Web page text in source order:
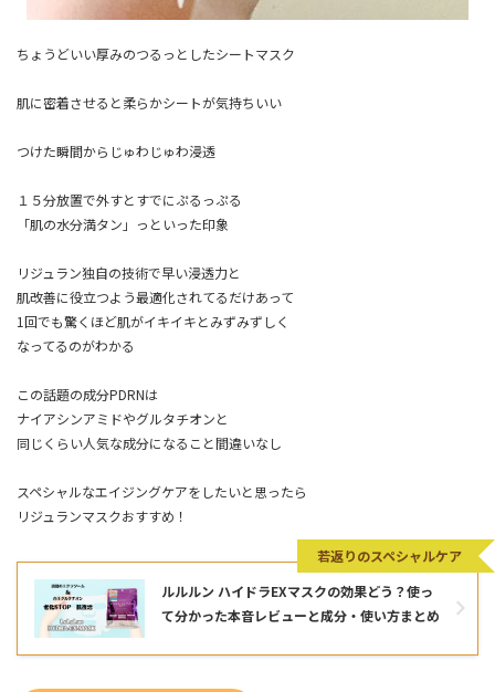
ちょうどいい厚みのつるっとしたシートマスク
肌に密着させると柔らかシートが気持ちいい
つけた瞬間からじゅわじゅわ浸透
１５分放置で外すとすでにぷるっぷる
「肌の水分満タン」っといった印象
リジュラン独自の技術で早い浸透力と
肌改善に役立つよう最適化されてるだけあって
1回でも驚くほど肌がイキイキとみずみずしく
なってるのがわかる
この話題の成分PDRNは
ナイアシンアミドやグルタチオンと
同じくらい人気な成分になること間違いなし
スペシャルなエイジングケアをしたいと思ったら
リジュランマスクおすすめ！
ルルルン ハイドラEXマスクの効果どう？使っ
て分かった本音レビューと成分・使い方まとめ
若返りのスペシャルケア